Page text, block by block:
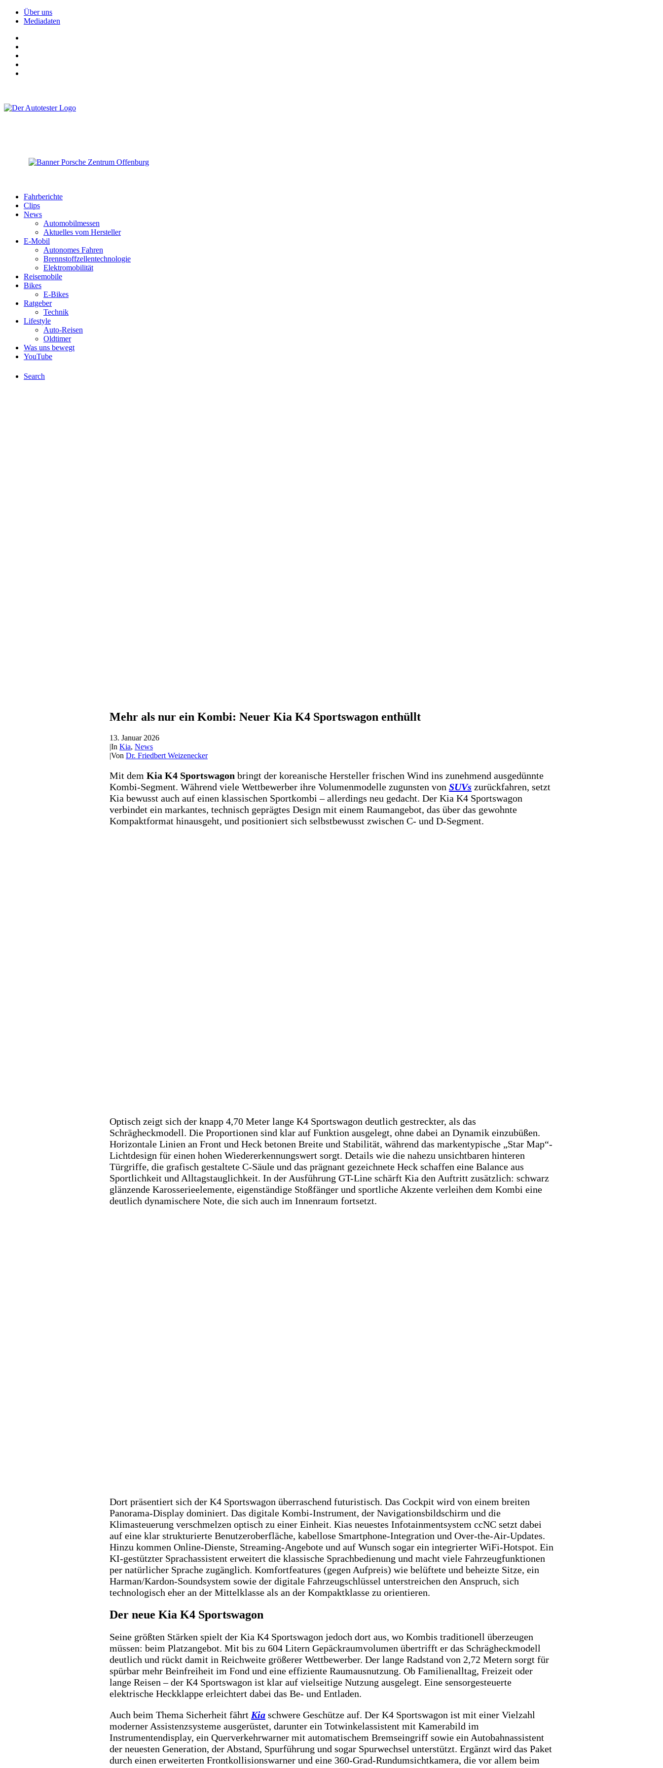
Über uns
Mediadaten
Fahrberichte
Clips
News
Automobilmessen
Aktuelles vom Hersteller
E-Mobil
Autonomes Fahren
Brennstoffzellentechnologie
Elektromobilität
Reisemobile
Bikes
E-Bikes
Ratgeber
Technik
Lifestyle
Auto-Reisen
Oldtimer
Was uns bewegt
YouTube
Search
Mehr als nur ein Kombi: Neuer Kia K4 Sportswagon enthüllt
13. Januar 2026
|In Kia, News
|Von Dr. Friedbert Weizenecker
Mit dem Kia K4 Sportswagon bringt der koreanische Hersteller frischen Wind ins zunehmend ausgedünnte
Kombi-Segment. Während viele Wettbewerber ihre Volumenmodelle zugunsten von SUVs zurückfahren, setzt
Kia bewusst auch auf einen klassischen Sportkombi – allerdings neu gedacht. Der Kia K4 Sportswagon
verbindet ein markantes, technisch geprägtes Design mit einem Raumangebot, das über das gewohnte
Kompaktformat hinausgeht, und positioniert sich selbstbewusst zwischen C- und D-Segment.
Optisch zeigt sich der knapp 4,70 Meter lange K4 Sportswagon deutlich gestreckter, als das
Schrägheckmodell. Die Proportionen sind klar auf Funktion ausgelegt, ohne dabei an Dynamik einzubüßen.
Horizontale Linien an Front und Heck betonen Breite und Stabilität, während das markentypische „Star Map“-
Lichtdesign für einen hohen Wiedererkennungswert sorgt. Details wie die nahezu unsichtbaren hinteren
Türgriffe, die grafisch gestaltete C-Säule und das prägnant gezeichnete Heck schaffen eine Balance aus
Sportlichkeit und Alltagstauglichkeit. In der Ausführung GT-Line schärft Kia den Auftritt zusätzlich: schwarz
glänzende Karosserieelemente, eigenständige Stoßfänger und sportliche Akzente verleihen dem Kombi eine
deutlich dynamischere Note, die sich auch im Innenraum fortsetzt.
Dort präsentiert sich der K4 Sportswagon überraschend futuristisch. Das Cockpit wird von einem breiten
Panorama-Display dominiert. Das digitale Kombi-Instrument, der Navigationsbildschirm und die
Klimasteuerung verschmelzen optisch zu einer Einheit. Kias neuestes Infotainmentsystem ccNC setzt dabei
auf eine klar strukturierte Benutzeroberfläche, kabellose Smartphone-Integration und Over-the-Air-Updates.
Hinzu kommen Online-Dienste, Streaming-Angebote und auf Wunsch sogar ein integrierter WiFi-Hotspot. Ein
KI-gestützter Sprachassistent erweitert die klassische Sprachbedienung und macht viele Fahrzeugfunktionen
per natürlicher Sprache zugänglich. Komfortfeatures (gegen Aufpreis) wie belüftete und beheizte Sitze, ein
Harman/Kardon-Soundsystem sowie der digitale Fahrzeugschlüssel unterstreichen den Anspruch, sich
technologisch eher an der Mittelklasse als an der Kompaktklasse zu orientieren.
Der neue Kia K4 Sportswagon
Seine größten Stärken spielt der Kia K4 Sportswagon jedoch dort aus, wo Kombis traditionell überzeugen
müssen: beim Platzangebot. Mit bis zu 604 Litern Gepäckraumvolumen übertrifft er das Schrägheckmodell
deutlich und rückt damit in Reichweite größerer Wettbewerber. Der lange Radstand von 2,72 Metern sorgt für
spürbar mehr Beinfreiheit im Fond und eine effiziente Raumausnutzung. Ob Familienalltag, Freizeit oder
lange Reisen – der K4 Sportswagon ist klar auf vielseitige Nutzung ausgelegt. Eine sensorgesteuerte
elektrische Heckklappe erleichtert dabei das Be- und Entladen.
Auch beim Thema Sicherheit fährt Kia schwere Geschütze auf. Der K4 Sportswagon ist mit einer Vielzahl
moderner Assistenzsysteme ausgerüstet, darunter ein Totwinkelassistent mit Kamerabild im
Instrumentendisplay, ein Querverkehrwarner mit automatischem Bremseingriff sowie ein Autobahnassistent
der neuesten Generation, der Abstand, Spurführung und sogar Spurwechsel unterstützt. Ergänzt wird das Paket
durch einen erweiterten Frontkollisionswarner und eine 360-Grad-Rundumsichtkamera, die vor allem beim